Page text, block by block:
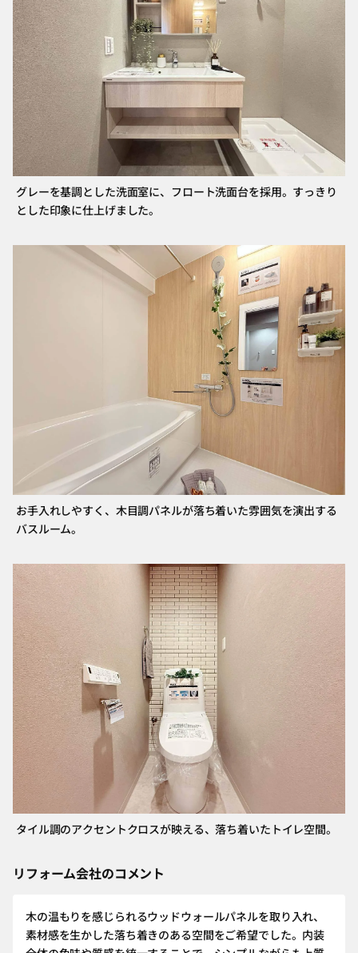
グレーを基調とした洗面室に、フロート洗面台を採用。すっきり
とした印象に仕上げました。
お手入れしやすく、木目調パネルが落ち着いた雰囲気を演出する
バスルーム。
タイル調のアクセントクロスが映える、落ち着いたトイレ空間。
リフォーム会社のコメント
木の温もりを感じられるウッドウォールパネルを取り入れ、
素材感を生かした落ち着きのある空間をご希望でした。内装